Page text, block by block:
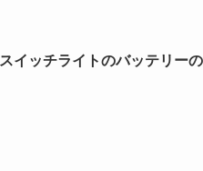
スイッチライトのバッテリー